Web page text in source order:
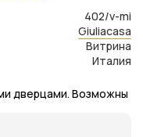
Giuliacasa
402/v-mi
Витрина
Италия
дверцами. Возможны